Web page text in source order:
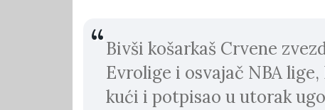
Bivši košarkaš Crvene
Evrolige i osvajač NBA
kući i potpisao u utorak